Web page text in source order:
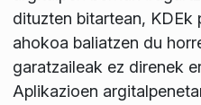
dituzten bitartean,
ahokoa baliatzen du
garatzaileak ez direnek
Aplikazioen